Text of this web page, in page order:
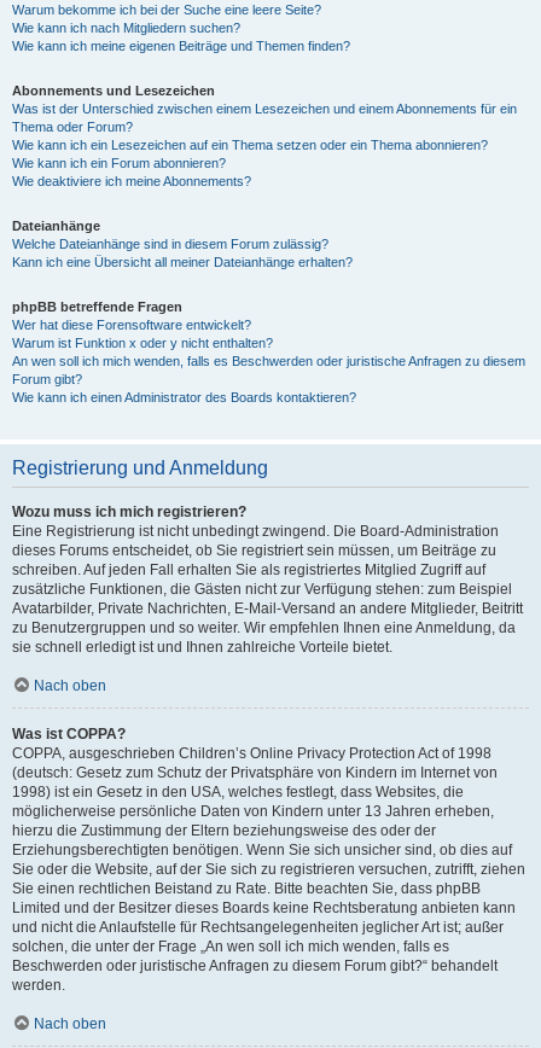
Warum bekomme ich bei der Suche eine leere Seite?
Wie kann ich nach Mitgliedern suchen?
Wie kann ich meine eigenen Beiträge und Themen finden?
Abonnements und Lesezeichen
Was ist der Unterschied zwischen einem Lesezeichen und einem Abonnements für ein
Thema oder Forum?
Wie kann ich ein Lesezeichen auf ein Thema setzen oder ein Thema abonnieren?
Wie kann ich ein Forum abonnieren?
Wie deaktiviere ich meine Abonnements?
Dateianhänge
Welche Dateianhänge sind in diesem Forum zulässig?
Kann ich eine Übersicht all meiner Dateianhänge erhalten?
phpBB betreffende Fragen
Wer hat diese Forensoftware entwickelt?
Warum ist Funktion x oder y nicht enthalten?
An wen soll ich mich wenden, falls es Beschwerden oder juristische Anfragen zu diesem
Forum gibt?
Wie kann ich einen Administrator des Boards kontaktieren?
Registrierung und Anmeldung
Wozu muss ich mich registrieren?
Eine Registrierung ist nicht unbedingt zwingend. Die Board-Administration
dieses Forums entscheidet, ob Sie registriert sein müssen, um Beiträge zu
schreiben. Auf jeden Fall erhalten Sie als registriertes Mitglied Zugriff auf
zusätzliche Funktionen, die Gästen nicht zur Verfügung stehen: zum Beispiel
Avatarbilder, Private Nachrichten, E-Mail-Versand an andere Mitglieder, Beitritt
zu Benutzergruppen und so weiter. Wir empfehlen Ihnen eine Anmeldung, da
sie schnell erledigt ist und Ihnen zahlreiche Vorteile bietet.
Nach oben
Was ist COPPA?
COPPA, ausgeschrieben Children’s Online Privacy Protection Act of 1998
(deutsch: Gesetz zum Schutz der Privatsphäre von Kindern im Internet von
1998) ist ein Gesetz in den USA, welches festlegt, dass Websites, die
möglicherweise persönliche Daten von Kindern unter 13 Jahren erheben,
hierzu die Zustimmung der Eltern beziehungsweise des oder der
Erziehungsberechtigten benötigen. Wenn Sie sich unsicher sind, ob dies auf
Sie oder die Website, auf der Sie sich zu registrieren versuchen, zutrifft, ziehen
Sie einen rechtlichen Beistand zu Rate. Bitte beachten Sie, dass phpBB
Limited und der Besitzer dieses Boards keine Rechtsberatung anbieten kann
und nicht die Anlaufstelle für Rechtsangelegenheiten jeglicher Art ist; außer
solchen, die unter der Frage „An wen soll ich mich wenden, falls es
Beschwerden oder juristische Anfragen zu diesem Forum gibt?“ behandelt
werden.
Nach oben